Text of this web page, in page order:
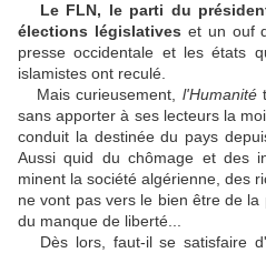
Le FLN, le parti du
élections législatives et un ouf
presse occidentale et les états
islamistes ont reculé.
Mais curieusement, l'Humanité
sans apporter à ses lecteurs la
conduit la destinée du pays
Aussi quid du chômage et des
minent la société algérienne, des
ne vont pas vers le bien être de
du manque de liberté...
Dès lors, faut-il se satisfaire